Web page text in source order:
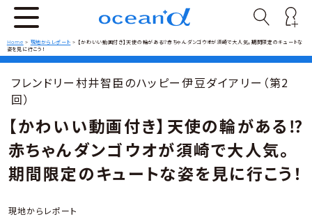
Home > 現地からレポート > 【かわいい動画付き】天使の輪がある⁉赤ちゃんダンゴウオが須崎で大人気。期間限定のキュートな
姿を見に行こう！
フレンドリー村井智臣のハッピー伊豆ダイアリー（第2
回）
【かわいい動画付き】天使の輪がある⁉
赤ちゃんダンゴウオが須崎で大人気。
期間限定のキュートな姿を見に行こう！
現地からレポート